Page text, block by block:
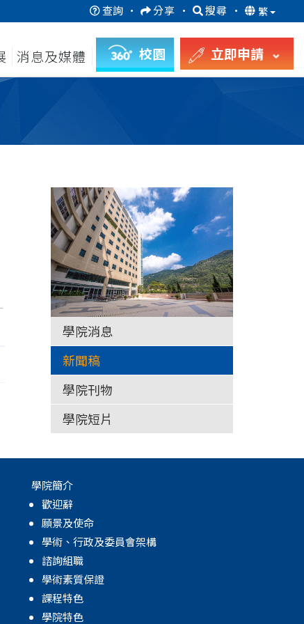
查詢 · 分享 · 搜尋 · 繁
消息及媒體 校園 立即申請
學院消息
新聞稿
學院刊物
學院短片
學院簡介
歡迎辭
願景及使命
學術、行政及委員會架構
諮詢組職
學術素質保證
課程特色
學院特色